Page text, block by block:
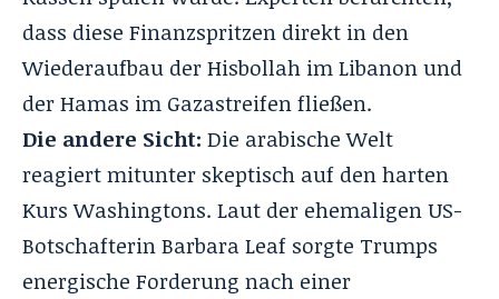
dass diese Finanzspritzen direkt in den
Wiederaufbau der Hisbollah im Libanon und
der Hamas im Gazastreifen fließen.
Die andere Sicht: Die arabische Welt
reagiert mitunter skeptisch auf den harten
Kurs Washingtons. Laut der ehemaligen US-
Botschafterin Barbara Leaf sorgte Trumps
energische Forderung nach einer